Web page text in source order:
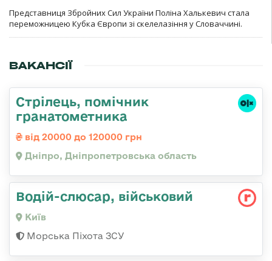
Представниця Збройних Сил України Поліна Халькевич стала
переможницею Кубка Європи зі скелелазіння у Словаччині.
ВАКАНСІЇ
Стрілець, помічник
гранатометника
від 20000 до 120000 грн
Дніпро, Дніпропетровська область
Водій-слюсаp, військовий
Київ
Морська Піхота ЗСУ